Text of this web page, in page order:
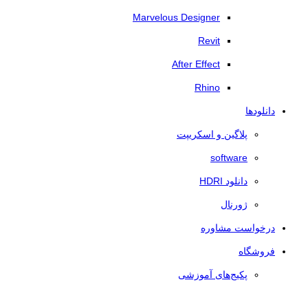
Marvelous Designer
Revit
After Effect
Rhino
دانلودها
پلاگین و اسکریپت
software
دانلود HDRI
ژورنال
درخواست مشاوره
فروشگاه
پکیج‌های آموزشی